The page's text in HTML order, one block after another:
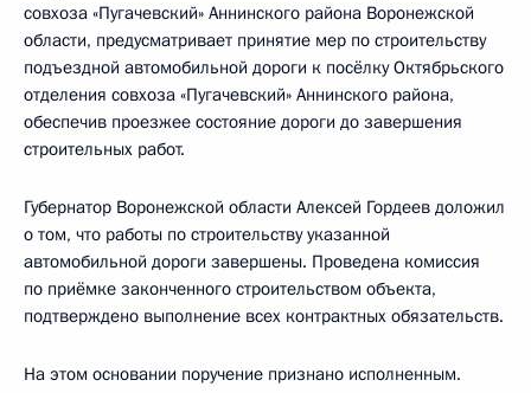
совхоза «Пугачевский» Аннинского района Воронежской
области, предусматривает принятие мер по строительству
подъездной автомобильной дороги к посёлку Октябрьского
отделения совхоза «Пугачевский» Аннинского района,
обеспечив проезжее состояние дороги до завершения
строительных работ.
Губернатор Воронежской области Алексей Гордеев доложил
о том, что работы по строительству указанной
автомобильной дороги завершены. Проведена комиссия
по приёмке законченного строительством объекта,
подтверждено выполнение всех контрактных обязательств.
На этом основании поручение признано исполненным.